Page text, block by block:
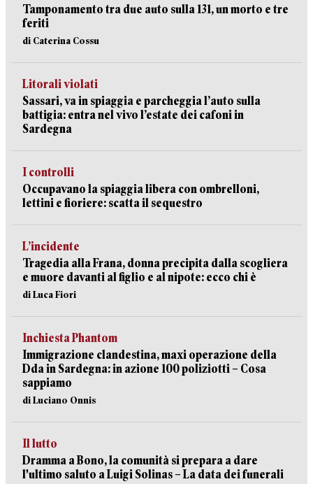
Tamponamento tra due auto sulla 131, un morto e tre
feriti
di Caterina Cossu
Litorali violati
Sassari, va in spiaggia e parcheggia l’auto sulla
battigia: entra nel vivo l’estate dei cafoni in
Sardegna
I controlli
Occupavano la spiaggia libera con ombrelloni,
lettini e fioriere: scatta il sequestro
L’incidente
Tragedia alla Frana, donna precipita dalla scogliera
e muore davanti al figlio e al nipote: ecco chi è
di Luca Fiori
Inchiesta Phantom
Immigrazione clandestina, maxi operazione della
Dda in Sardegna: in azione 100 poliziotti – Cosa
sappiamo
di Luciano Onnis
Il lutto
Dramma a Bono, la comunità si prepara a dare
l'ultimo saluto a Luigi Solinas – La data dei funerali